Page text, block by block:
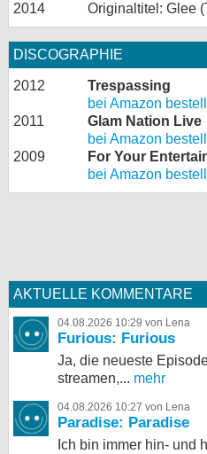
2014
Originaltitel: Glee
DISCOGRAPHIE
2012
Trespassing
bei Amazon
2011
Glam Nation Live
bei Amazon
2009
For Your
bei Amazon
AKTUELLE KOMMENTARE
04.08.2026 10:29 von Lena
Furious: Furious
Ja, die neueste
streamen,... mehr
04.08.2026 10:27 von Lena
Paradise: Paradise
Ich bin immer hin- und